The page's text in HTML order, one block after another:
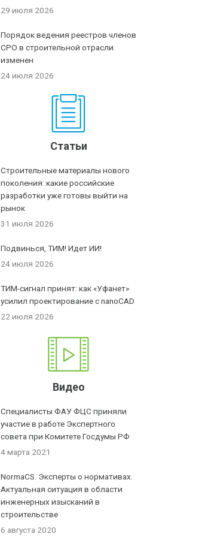
29 июля 2026
Порядок ведения реестров членов
СРО в строительной отрасли
изменен
24 июля 2026
Статьи
Строительные материалы нового
поколения: какие российские
разработки уже готовы выйти на
рынок
31 июля 2026
Подвинься, ТИМ! Идет ИИ!
24 июля 2026
ТИМ-сигнал принят: как «Уфанет»
усилил проектирование с nanoCAD
22 июля 2026
Видео
Специалисты ФАУ ФЦС приняли
участие в работе Экспертного
совета при Комитете Госдумы РФ
4 марта 2021
NormaCS. Эксперты о нормативах.
Актуальная ситуация в области
инженерных изысканий в
строительстве
6 августа 2020